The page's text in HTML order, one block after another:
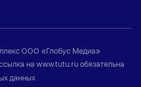
ООО «Глобус Медиа»
на www.tutu.ruобязательна
данных